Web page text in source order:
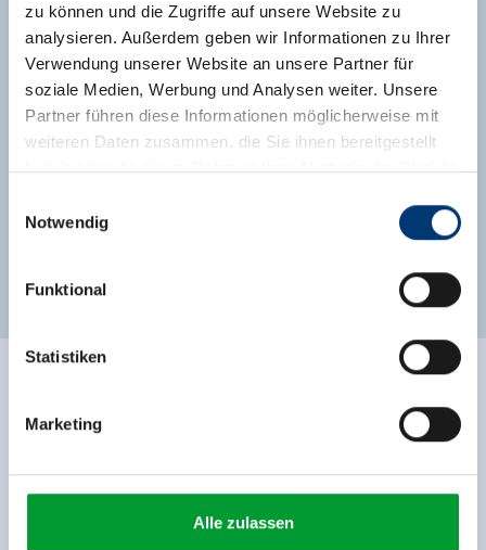
zu können und die Zugriffe auf unsere Website zu
analysieren. Außerdem geben wir Informationen zu Ihrer
Verwendung unserer Website an unsere Partner für
soziale Medien, Werbung und Analysen weiter. Unsere
Partner führen diese Informationen möglicherweise mit
weiteren Daten zusammen, die Sie ihnen bereitgestellt
haben oder die sie im Rahmen Ihrer Nutzung der Dienste
Rohr 23// A-6280 Zell am Ziller
www.zillertalarena.com
Notwendig
Funktional
Statistiken
Marketing
Alle zulassen
Wiesenlage Waldnähe
Auf einer Anhöhe gelegen
Direkt an der Skibushaltestelle Ruhige Lage
Klassifizierungen